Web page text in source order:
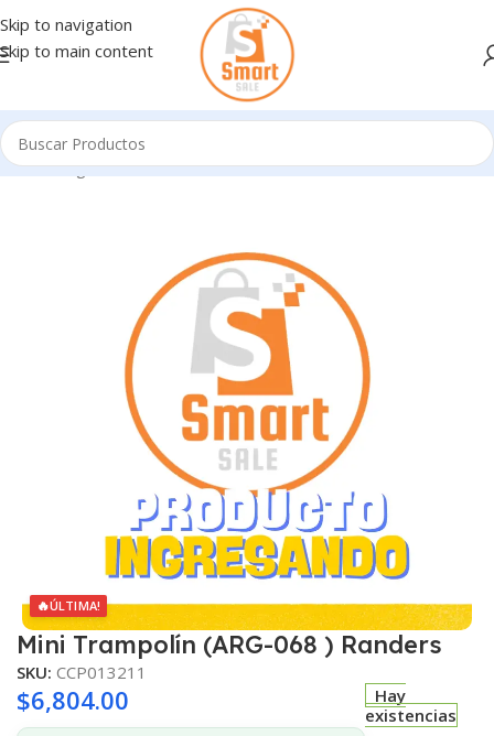
Skip to navigation
Skip to main content
Inicio/Ingresando
🔥ÚLTIMA!
Mini Trampolín (ARG-068 ) Randers
SKU: CCP013211
$6,804.00
Hay
existencias